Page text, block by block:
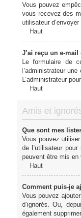
Vous pouvez
vous recevez des
utilisateur
Haut
J’ai reçu un e-
Le formulaire de
l’administrateur
L’administrateur
Haut
Amis et
Que sont mes
Vous pouvez
de l’utilisateur
peuvent être mis en
Haut
Comment puis-je
Vous pouvez
d’ignorés. Ou,
également